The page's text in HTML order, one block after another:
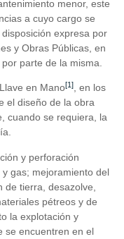
menor, este
a cuyo cargo se
expresa por
y Obras Públicas, en
parte de la misma.
en Mano[1], en los
el diseño de la obra
cuando se requiera, la
y perforación
gas; mejoramiento del
tierra, desazolve,
pétreos y de
la explotación y
se encuentren en el